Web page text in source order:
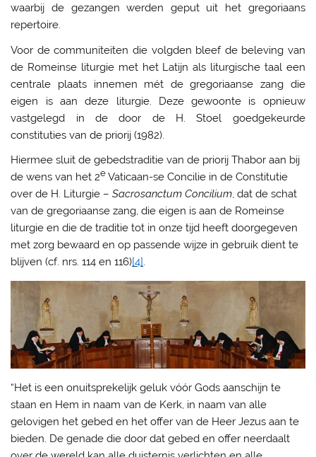
waarbij de gezangen werden geput uit het gregoriaans
repertoire.
Voor de communiteiten die volgden bleef de beleving van
de Romeinse liturgie met het Latijn als liturgische taal een
centrale plaats innemen mét de gregoriaanse zang die
eigen is aan deze liturgie. Deze gewoonte is opnieuw
vastgelegd in de door de H. Stoel goedgekeurde
constituties van de priorij (1982).
Hiermee sluit de gebedstraditie van de priorij Thabor aan bij
de wens van het 2e Vaticaan-se Concilie in de Constitutie
over de H. Liturgie –Sacrosanctum Concilium, dat de schat
van de gregoriaanse zang, die eigen is aan de Romeinse
liturgie en die de traditie tot in onze tijd heeft doorgegeven
met zorg bewaard en op passende wijze in gebruik dient te
blijven (cf. nrs. 114 en 116)[4].
“Het is een onuitsprekelijk geluk vóór Gods aanschijn te
staan en Hem in naam van de Kerk, in naam van alle
gelovigen het gebed en het offer van de Heer Jezus aan te
bieden. De genade die door dat gebed en offer neerdaalt